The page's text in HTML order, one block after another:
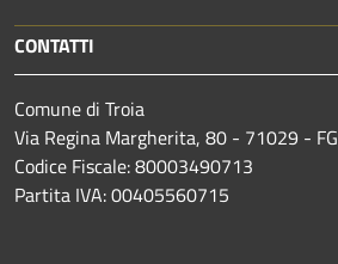
CONTATTI
Comune di Troia
Via Regina Margherita, 80 - 71029 - FG
Codice Fiscale: 80003490713
Partita IVA: 00405560715